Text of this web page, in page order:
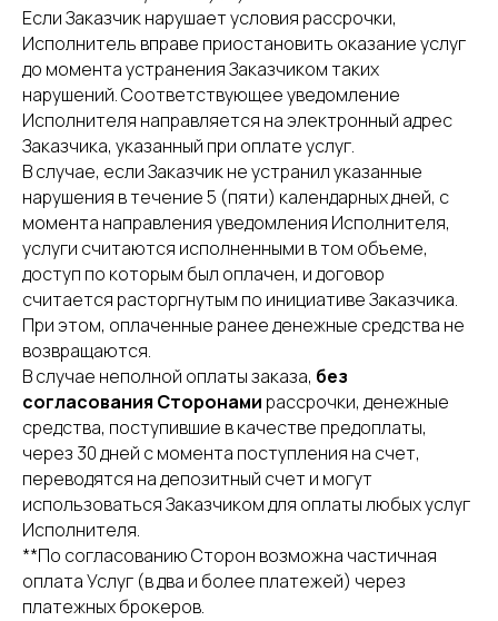
Если Заказчик нарушает условия рассрочки,
Исполнитель вправе приостановить оказание услуг
до момента устранения Заказчиком таких
нарушений. Соответствующее уведомление
Исполнителя направляется на электронный адрес
Заказчика, указанный при оплате услуг.
В случае, если Заказчик не устранил указанные
нарушения в течение 5 (пяти) календарных дней, с
момента направления уведомления Исполнителя,
услуги считаются исполненными в том объеме,
доступ по которым был оплачен, и договор
считается расторгнутым по инициативе Заказчика.
При этом, оплаченные ранее денежные средства не
возвращаются.
В случае неполной оплаты заказа, без
согласования Сторонами рассрочки, денежные
средства, поступившие в качестве предоплаты,
через 30 дней с момента поступления на счет,
переводятся на депозитный счет и могут
использоваться Заказчиком для оплаты любых услуг
Исполнителя.
**По согласованию Сторон возможна частичная
оплата Услуг (в два и более платежей) через
платежных брокеров.